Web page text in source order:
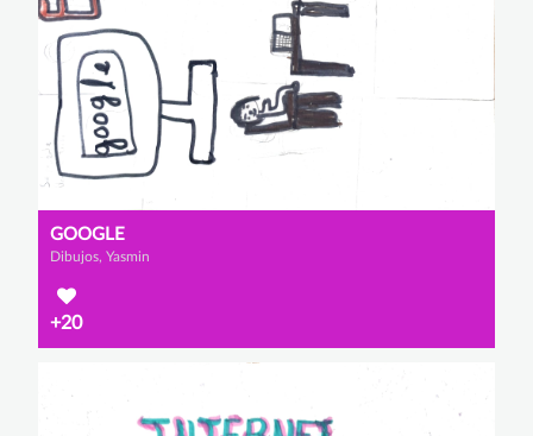
GOOGLE
Dibujos, Yasmin
+20